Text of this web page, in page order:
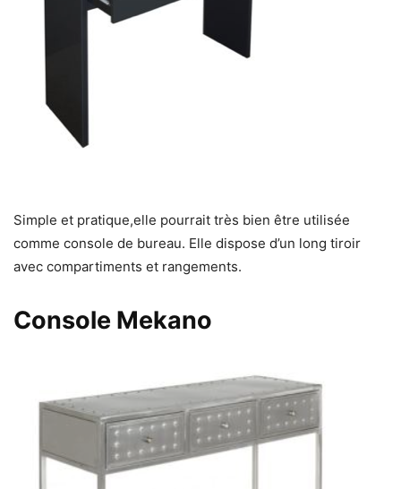
Simple et pratique,elle pourrait très bien être utilisée
comme console de bureau. Elle dispose d’un long tiroir
avec compartiments et rangements.
Console Mekano